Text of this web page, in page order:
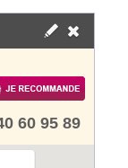
60 95 89